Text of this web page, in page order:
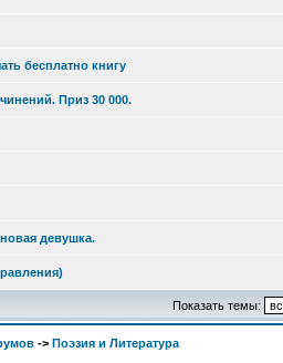
бесплатно книгу
Приз 30 000.
девушка.
Показать темы:
-> Поэзия и Литература